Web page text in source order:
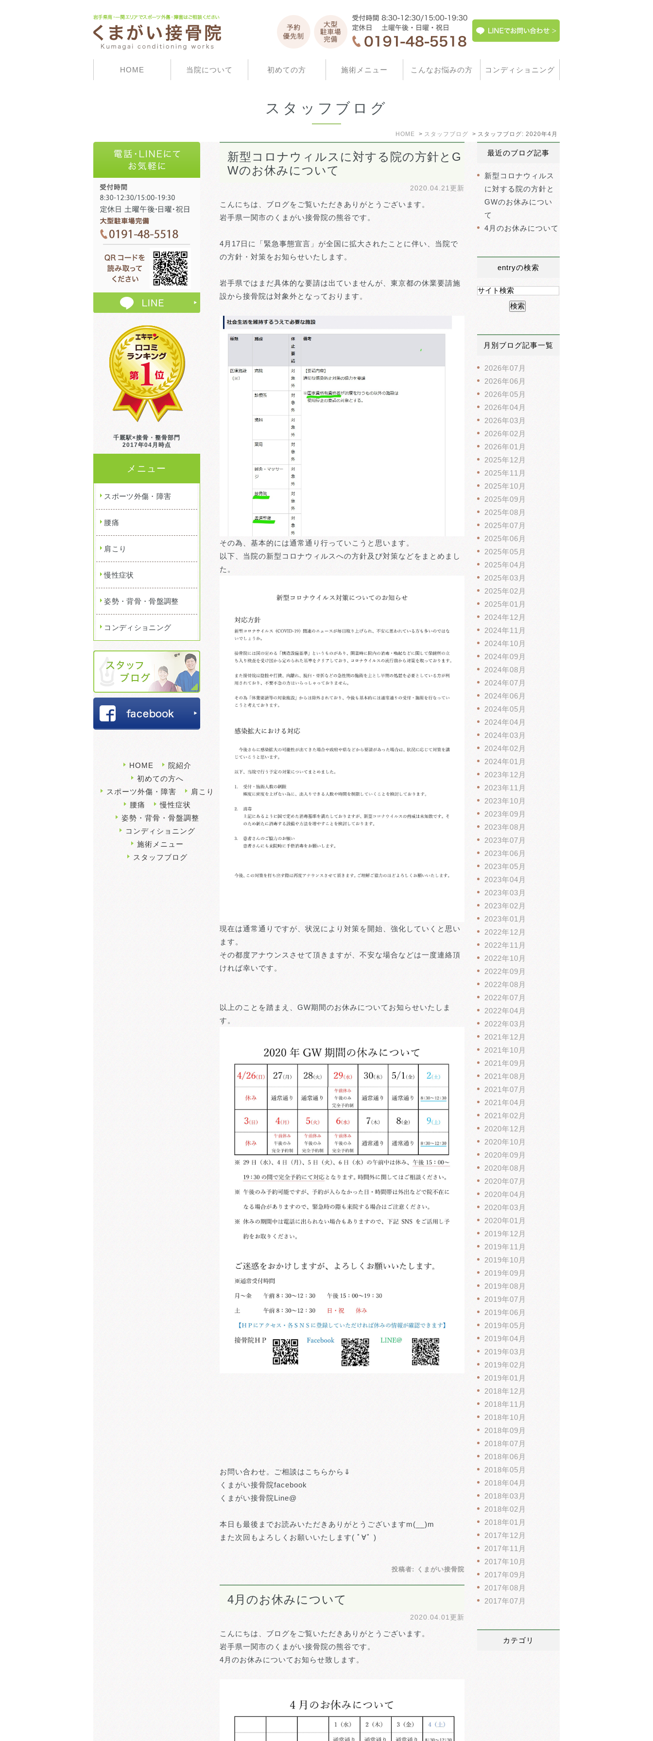
HOME 当院について 初めての方 施術メニュー こんなお悩みの方 コンディショニング
スタッフブログ
HOME スタッフブログ スタッフブログ: 2020年4月
新型コロナウィルスに対する院の方針とG
Wのお休みについて
2020.04.21更新
こんにちは、ブログをご覧いただきありがとうございます。
岩手県一関市のくまがい接骨院の熊谷です。
4月17日に「緊急事態宣言」が全国に拡大されたことに伴い、当院で
の方針・対策をお知らせいたします。
岩手県ではまだ具体的な要請は出ていませんが、東京都の休業要請施
設から接骨院は対象外となっております。
その為、基本的には通常通り行っていこうと思います。
以下、当院の新型コロナウィルスへの方針及び対策などをまとめまし
た。
現在は通常通りですが、状況により対策を開始、強化していくと思い
ます。
その都度アナウンスさせて頂きますが、不安な場合などは一度連絡頂
ければ幸いです。
以上のことを踏まえ、GW期間のお休みについてお知らせいたしま
す。
お問い合わせ。ご相談はこちらから⇓
くまがい接骨院facebook
くまがい接骨院Line@
本日も最後までお読みいただきありがとうございますm(__)m
また次回もよろしくお願いいたします( ﾟ∀ﾟ )
投稿者: くまがい接骨院
4月のお休みについて
2020.04.01更新
こんにちは、ブログをご覧いただきありがとうございます。
岩手県一関市のくまがい接骨院の熊谷です。
4月のお休みについてお知らせ致します。
最近のブログ記事
新型コロナウィルス
に対する院の方針と
GWのお休みについ
て
4月のお休みについて
entryの検索
月別ブログ記事一覧
2026年07月
2026年06月
2026年05月
2026年04月
2026年03月
2026年02月
2026年01月
2025年12月
2025年11月
2025年10月
2025年09月
2025年08月
2025年07月
2025年06月
2025年05月
2025年04月
2025年03月
2025年02月
2025年01月
2024年12月
2024年11月
2024年10月
2024年09月
2024年08月
2024年07月
2024年06月
2024年05月
2024年04月
2024年03月
2024年02月
2024年01月
2023年12月
2023年11月
2023年10月
2023年09月
2023年08月
2023年07月
2023年06月
2023年05月
2023年04月
2023年03月
2023年02月
2023年01月
2022年12月
2022年11月
2022年10月
2022年09月
2022年08月
2022年07月
2022年04月
2022年03月
2021年12月
2021年10月
2021年09月
2021年08月
2021年07月
2021年04月
2021年02月
2020年12月
2020年10月
2020年09月
2020年08月
2020年07月
2020年04月
2020年03月
2020年01月
2019年12月
2019年11月
2019年10月
2019年09月
2019年08月
2019年07月
2019年06月
2019年05月
2019年04月
2019年03月
2019年02月
2019年01月
2018年12月
2018年11月
2018年10月
2018年09月
2018年07月
2018年06月
2018年05月
2018年04月
2018年03月
2018年02月
2018年01月
2017年12月
2017年11月
2017年10月
2017年09月
2017年08月
2017年07月
カテゴリ
千厩駅×接骨・整骨部門
2017年04月時点
メニュー
スポーツ外傷・障害
腰痛
肩こり
慢性症状
姿勢・背骨・骨盤調整
コンディショニング
HOME
院紹介
初めての方へ
スポーツ外傷・障害
肩こり
腰痛
慢性症状
姿勢・背骨・骨盤調整
コンディショニング
施術メニュー
スタッフブログ